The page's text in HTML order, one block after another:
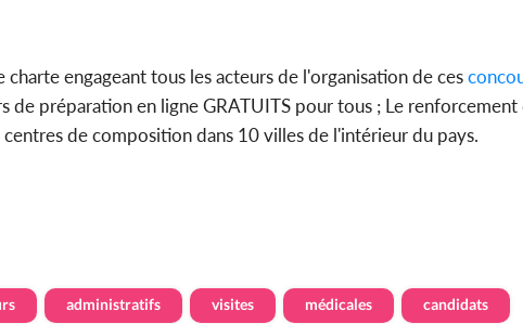
engageant tous les acteurs de l'organisation de ces
de préparation en ligne GRATUITS pour tous ; Le
de composition dans 10 villes de l'intérieur du pays.
administratifs visites médicales candidats